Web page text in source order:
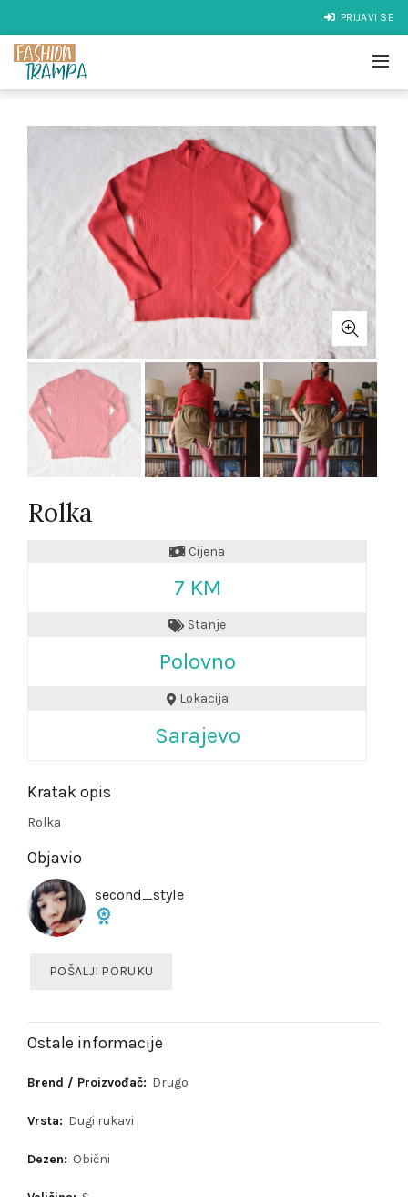
PRIJAVI SE
Rolka
Cijena
7 KM
Stanje
Polovno
Lokacija
Sarajevo
Kratak opis
Rolka
Objavio
second_style
POŠALJI PORUKU
Ostale informacije
Brend / Proizvođač: Drugo
Vrsta: Dugi rukavi
Dezen: Obični